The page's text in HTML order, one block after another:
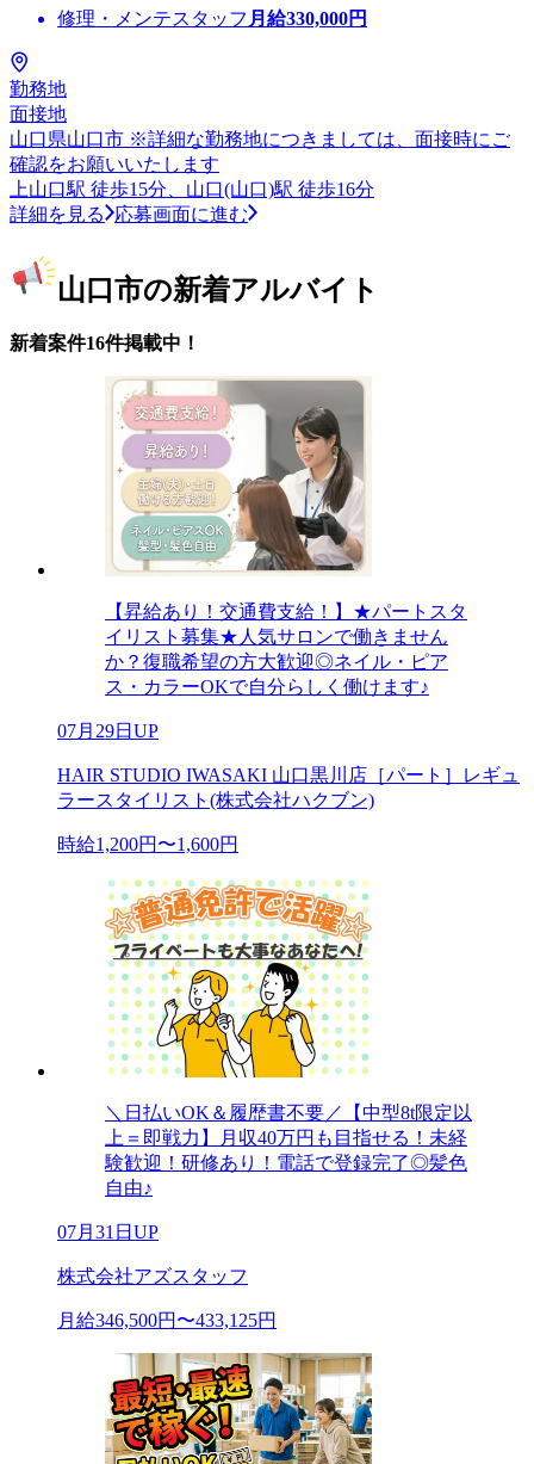
修理・メンテスタッフ 月給330,000円
勤務地
面接地
山口県山口市 ※詳細な勤務地につきましては、面接時にご
確認をお願いいたします
上山口駅 徒歩15分、山口(山口)駅 徒歩16分
詳細を見る
応募画面に進む
山口市の新着アルバイト
新着案件16件掲載中！
【昇給あり！交通費支給！】★パートスタ
イリスト募集★人気サロンで働きません
か？復職希望の方大歓迎◎ネイル・ピア
ス・カラーOKで自分らしく働けます♪
07月29日UP
HAIR STUDIO IWASAKI 山口黒川店［パート］レギュ
ラースタイリスト(株式会社ハクブン)
時給1,200円〜1,600円
＼日払いOK＆履歴書不要／【中型8t限定以
上＝即戦力】月収40万円も目指せる！未経
験歓迎！研修あり！電話で登録完了◎髪色
自由♪
07月31日UP
株式会社アズスタッフ
月給346,500円〜433,125円